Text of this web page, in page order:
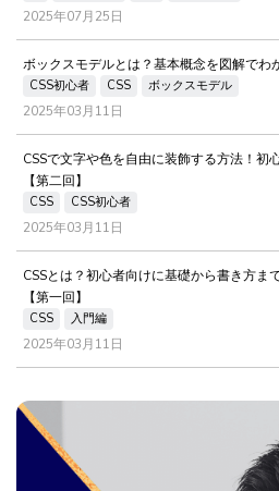
2025年07月25日
ボックスモデルとは？基本概念を図解でわ
CSS初心者 CSS ボックスモデル
2025年03月11日
CSSで文字や色を自由に装飾する方法！初
【第二回】
CSS CSS初心者
2025年03月11日
CSSとは？初心者向けに基礎から書き方ま
【第一回】
CSS 入門編
2025年03月11日